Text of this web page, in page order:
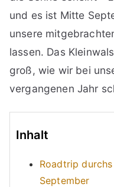
und es ist Mitte
unsere
lassen. Das
groß, wie wir bei
vergangenen Jahr
Inhalt
Roadtrip
September